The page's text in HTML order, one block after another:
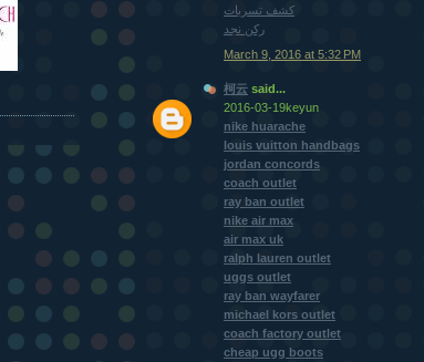
كشف تسربات
ركن نجد
March 9, 2016 at 5:32 PM
柯云 said...
2016-03-19keyun
nike huarache
louis vuitton handbags
jordan concords
coach outlet
ray ban outlet
nike air max
air max uk
ralph lauren outlet
uggs outlet
ray ban wayfarer
michael kors outlet
coach factory outlet
cheap ugg boots